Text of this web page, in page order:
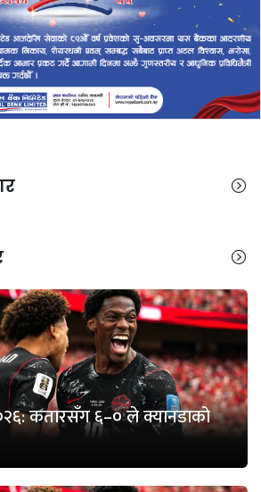
कतारसँग ६–० ले क्यानडाको